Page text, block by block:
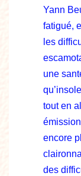
Yann
fatigué,
les
une
tout en
encore
des